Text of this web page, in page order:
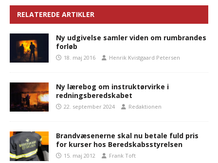
RELATEREDE ARTIKLER
Ny udgivelse samler viden om rumbrandes
forløb
18. maj 2016 Henrik Kvistgaard Petersen
Ny lærebog om instruktørvirke i
redningsberedskabet
22. september 2024 Redaktionen
Brandvæsenerne skal nu betale fuld pris
for kurser hos Beredskabsstyrelsen
15. maj 2012 Frank Toft